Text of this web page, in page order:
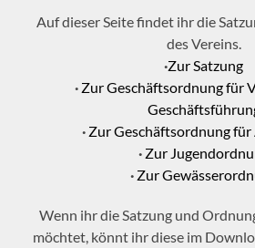
Auf dieser Seite findet ihr die
des Vereins.
·Zur Satzung
· Zur Geschäftsordnung für
· Zur Geschäftsordnung
· Zur
· Zur
Wenn ihr die Satzung und
möchtet, könnt ihr diese im